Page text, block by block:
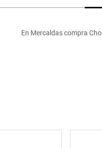
En Mercaldas compra